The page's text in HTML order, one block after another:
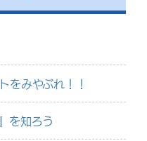
をみやぶれ！！
を知ろう